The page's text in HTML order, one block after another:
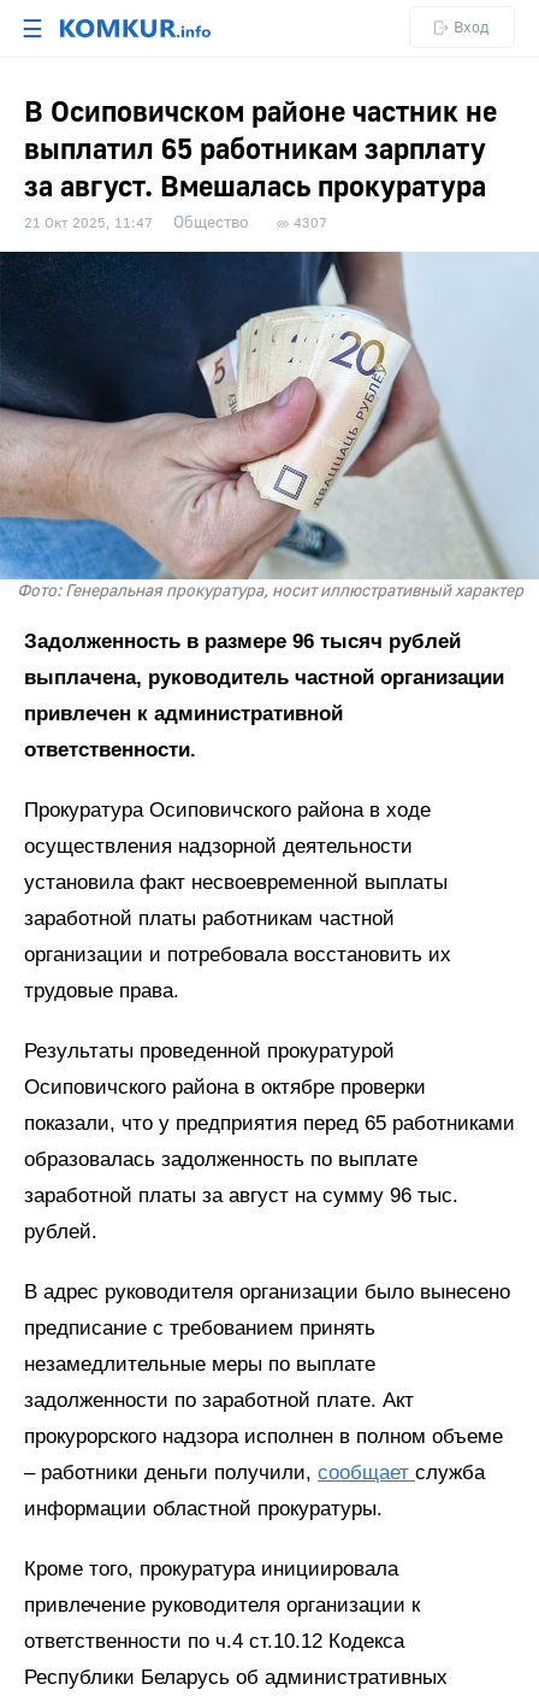
☰ Вход
В Осиповичском районе частник не
выплатил 65 работникам зарплату
за август. Вмешалась прокуратура
21 Окт 2025, 11:47 Общество 4307
Фото: Генеральная прокуратура, носит иллюстративный характер
Задолженность в размере 96 тысяч рублей
выплачена, руководитель частной организации
привлечен к административной
ответственности.
Прокуратура Осиповичского района в ходе
осуществления надзорной деятельности
установила факт несвоевременной выплаты
заработной платы работникам частной
организации и потребовала восстановить их
трудовые права.
Результаты проведенной прокуратурой
Осиповичского района в октябре проверки
показали, что у предприятия перед 65 работниками
образовалась задолженность по выплате
заработной платы за август на сумму 96 тыс.
рублей.
В адрес руководителя организации было вынесено
предписание с требованием принять
незамедлительные меры по выплате
задолженности по заработной плате. Акт
прокурорского надзора исполнен в полном объеме
– работники деньги получили, сообщает служба
информации областной прокуратуры.
Кроме того, прокуратура инициировала
привлечение руководителя организации к
ответственности по ч.4 ст.10.12 Кодекса
Республики Беларусь об административных